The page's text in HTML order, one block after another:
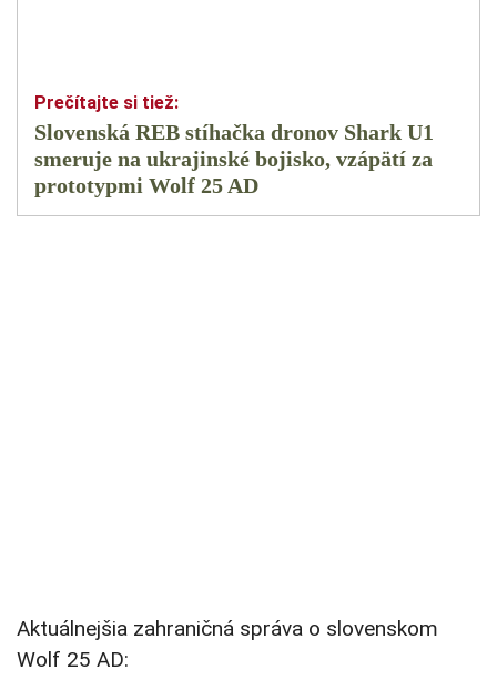
Slovenská REB stíhačka dronov Shark U1
smeruje na ukrajinské bojisko, vzápätí za
prototypmi Wolf 25 AD
Aktuálnejšia zahraničná správa o slovenskom
Wolf 25 AD: